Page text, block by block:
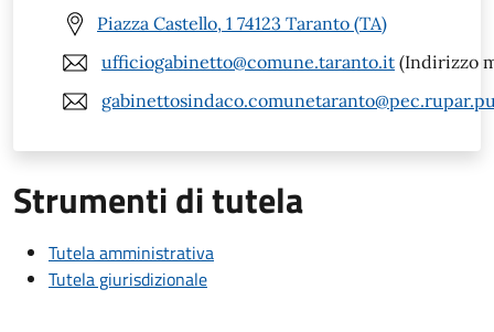
Piazza Castello, 1 74123 Taranto (TA)
ufficiogabinetto@comune.taranto.it (Indirizzo
Strumenti di tutela
Tutela amministrativa
Tutela giurisdizionale